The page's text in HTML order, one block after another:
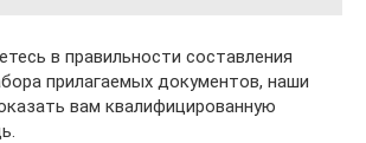
в правильности составления
прилагаемых документов, наши
вам квалифицированную